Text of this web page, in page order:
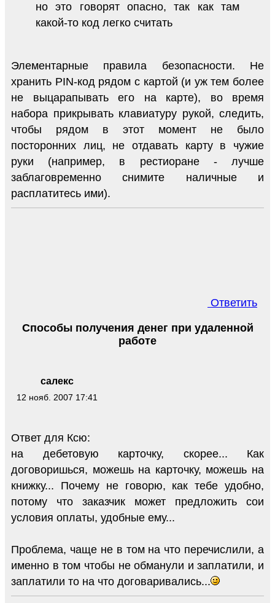
но это говорят опасно, так как там
какой-то код легко считать
Элементарные правила безопасности. Не
хранить PIN-код рядом с картой (и уж тем более
не выцарапывать его на карте), во время
набора прикрывать клавиатуру рукой, следить,
чтобы рядом в этот момент не было
посторонних лиц, не отдавать карту в чужие
руки (например, в рестиоране - лучше
заблаговременно снимите наличные и
расплатитесь ими).
Ответить
салекс
12 нояб. 2007 17:41
Способы получения денег при удаленной
работе
Ответ для Ксю:
на дебетовую карточку, скорее... Как
договоришься, можешь на карточку, можешь на
книжку... Почему не говорю, как тебе удобно,
потому что заказчик может предложить сои
условия оплаты, удобные ему...
Проблема, чаще не в том на что перечислили, а
именно в том чтобы не обманули и заплатили, и
заплатили то на что договаривались...